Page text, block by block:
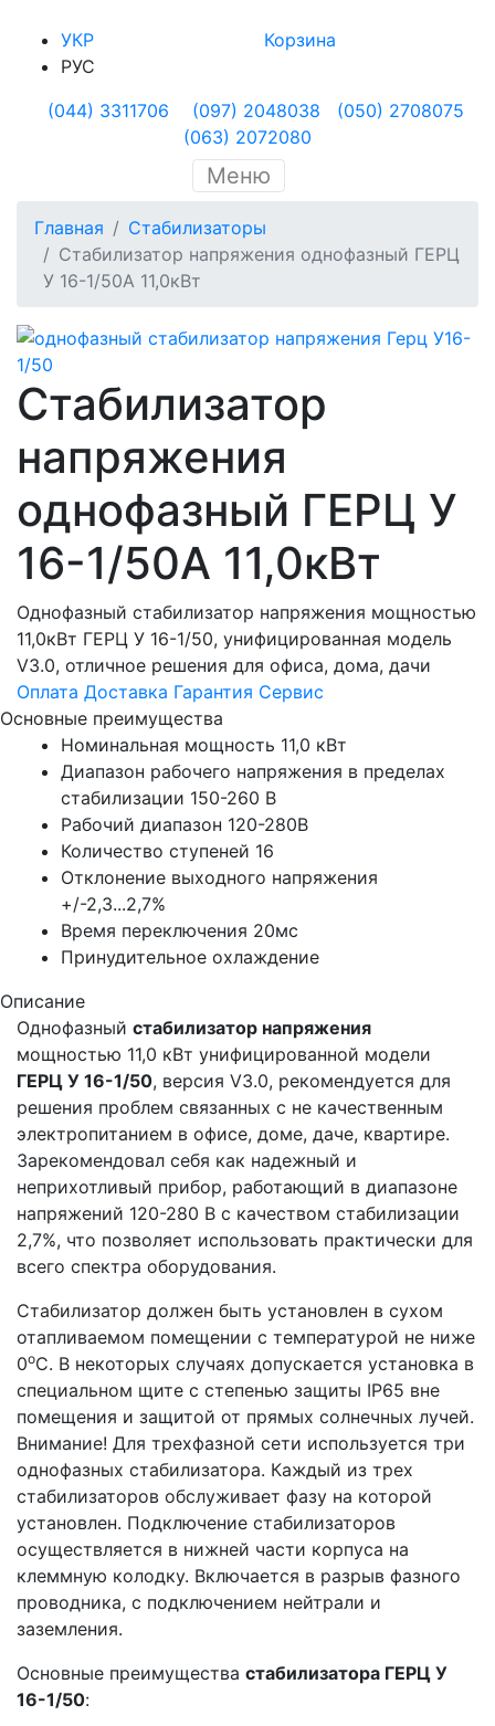
УКР
РУС
Корзина
(044) 3311706 (097) 2048038
(050) 2708075
(063) 2072080
Меню
Главная
Стабилизаторы
Стабилизатор напряжения однофазный ГЕРЦ
У 16-1/50А 11,0кВт
Стабилизатор
напряжения
однофазный ГЕРЦ У
16-1/50А 11,0кВт
Однофазный стабилизатор напряжения мощностью
11,0кВт ГЕРЦ У 16-1/50, унифицированная модель
V3.0, отличное решения для офиса, дома, дачи
Оплата Доставка Гарантия Сервис
Основные преимущества
Номинальная мощность 11,0 кВт
Диапазон рабочего напряжения в пределах
стабилизации 150-260 В
Рабочий диапазон 120-280В
Количество ступеней 16
Отклонение выходного напряжения
+/-2,3...2,7%
Время переключения 20мс
Принудительное охлаждение
Описание
Однофазный стабилизатор напряжения
мощностью 11,0 кВт унифицированной модели
ГЕРЦ У 16-1/50, версия V3.0, рекомендуется для
решения проблем связанных с не качественным
электропитанием в офисе, доме, даче, квартире.
Зарекомендовал себя как надежный и
неприхотливый прибор, работающий в диапазоне
напряжений 120-280 В с качеством стабилизации
2,7%, что позволяет использовать практически для
всего спектра оборудования.
Стабилизатор должен быть установлен в сухом
отапливаемом помещении с температурой не ниже
0oС. В некоторых случаях допускается установка в
специальном щите с степенью защиты IP65 вне
помещения и защитой от прямых солнечных лучей.
Внимание! Для трехфазной сети используется три
однофазных стабилизатора. Каждый из трех
стабилизаторов обслуживает фазу на которой
установлен. Подключение стабилизаторов
осуществляется в нижней части корпуса на
клеммную колодку. Включается в разрыв фазного
проводника, с подключением нейтрали и
заземления.
Основные преимущества стабилизатора ГЕРЦ У
16-1/50: